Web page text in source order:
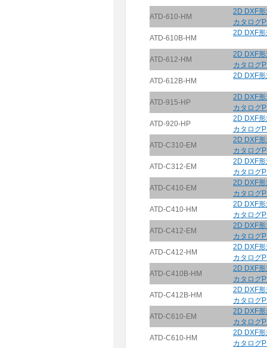
ATD-610-HM
2D DXF
カタログ
ATD-610B-HM
2D DXF
ATD-612-HM
2D DXF
カタログ
ATD-612B-HM
2D DXF
ATD-915-HP
2D DXF
カタログ
ATD-920-HP
2D DXF
カタログ
ATD-C310-EM
2D DXF
カタログ
ATD-C312-EM
2D DXF
カタログ
ATD-C410-EM
2D DXF
カタログ
ATD-C410-HM
2D DXF
カタログ
ATD-C412-EM
2D DXF
カタログ
ATD-C412-HM
2D DXF
カタログ
ATD-C410B-HM
2D DXF
カタログ
ATD-C412B-HM
2D DXF
カタログ
ATD-C610-EM
2D DXF
カタログ
ATD-C610-HM
2D DXF
カタログ